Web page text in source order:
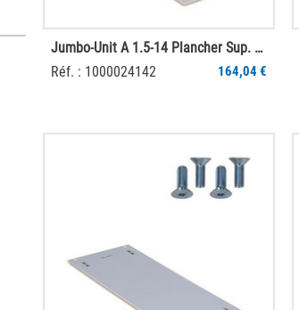
Jumbo-Unit A 1.5-14 Plancher Sup. SGR PS
Réf. : 1000024142
164,04 €